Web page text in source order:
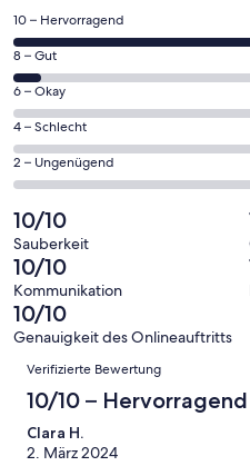
einem
neuen
Fenster
geöffnet
16
von
insgesamt
17
Gästebewertungen
haben
eine
Bewertung
von
10
-
Hervorragend
10 – Hervorragend
1
von
insgesamt
17
Gästebewertungen
haben
Bewertung
von
8
-
Gut
8 – Gut
0
von
insgesamt
17
Gästebewertungen
haben
eine
Bewertung
von
6
-
Okay
6 – Okay
0
von
insgesamt
Gästebewertungen
haben
eine
Bewertung
von
4
4 – Schlecht
0
von
insgesamt
17
Gästebewertungen
haben
eine
Bewertung
2 – Ungenügend
10/10
Sauberkeit
10/10
Kommunikation
10/10
Genauigkeit des Onlineauftritts
Bewertungen
Verifizierte Bewertung
10/10 – Hervorragend
Clara H.
2. März 2024